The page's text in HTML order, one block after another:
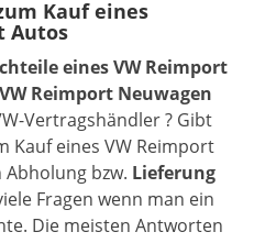
Kauf eines
Autos
eines VW Reimport
VW Reimport Neuwagen
Vertragshändler ? Gibt
Kauf eines VW Reimport
Abholung bzw. Lieferung
Fragen wenn man ein
Die meisten Antworten